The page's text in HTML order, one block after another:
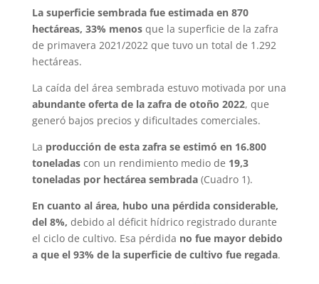
La superficie sembrada fue estimada en 870
hectáreas, 33% menosque la superficie de la zafra
de primavera 2021/2022 que tuvo un total de 1.292
hectáreas.
La caída del área sembrada estuvo motivada por una
abundante oferta de la zafra de otoño 2022, que
generó bajos precios y dificultades comerciales.
La producción de esta zafra se estimó en 16.800
toneladascon un rendimiento medio de 19,3
toneladas por hectárea sembrada(Cuadro 1).
En cuanto al área, hubo una pérdida considerable,
del 8%, debido al déficit hídrico registrado durante
el ciclo de cultivo. Esa pérdida no fue mayor debido
a que el 93% de la superficie de cultivo fue regada.